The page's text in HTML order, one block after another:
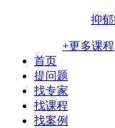
抑
+更多课程
首页
提问题
找专家
找课程
找案例